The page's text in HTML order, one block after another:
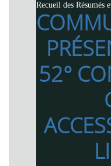
Recueil des Résumés
52°